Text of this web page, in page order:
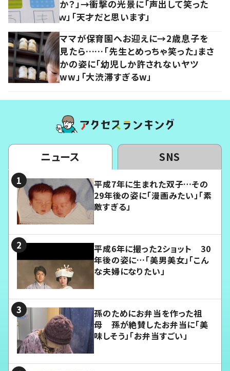
か？」→衝撃の光景に「声出して笑った
ｗ」「天才だと思います」
ママが保育園へお迎えに→2歳息子を
見たら……「先生とめっちゃ笑った」まさ
かの姿に「幼児しか許されないヤツ
ww」「大渋滞すぎるw」
ニュース SNS
平成7年に生まれた双子…その
29年後の姿に「漫画みたい」「素
敵すぎる」
平成6年に撮った2ショット 30
年後の姿に…「美男美女」「こん
な夫婦になりたい」
孫のためにお弁当を作った祖
母 孫が絶賛したお弁当に「美
味しそう」「お弁当すごい」